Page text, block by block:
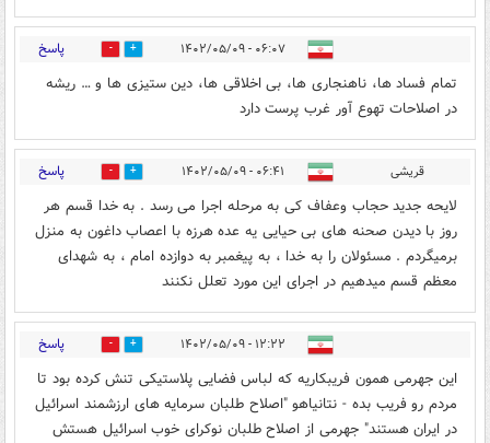
۰۶:۰۷ - ۱۴۰۲/۰۵/۰۹ 0 پاسخ
تمام فساد ها، ناهنجاری ها، بی اخلاقی ها، دین ستیزی ها و … ریشه
در اصلاحات تهوع آور غرب پرست دارد
قریشی ۰۶:۴۱ - ۱۴۰۲/۰۵/۰۹ 0 پاسخ
لایحه جدید حجاب وعفاف کی به مرحله اجرا می رسد . به خدا قسم هر
روز با دیدن صحنه های بی حیایی یه عده هرزه با اعصاب داغون به منزل
برمیگردم . مسئولان را به خدا ، به پیغمبر به دوازده امام ، به شهدای
معظم قسم میدهیم در اجرای این مورد تعلل نکنند
۱۲:۲۲ - ۱۴۰۲/۰۵/۰۹ 0 پاسخ
این جهرمی همون فریبکاریه که لباس فضایی پلاستیکی تنش کرده بود تا
مردم رو فریب بده - نتانیاهو "اصلاح طلبان سرمایه های ارزشمند اسرائیل
در ایران هستند" جهرمی از اصلاح طلبان نوکرای خوب اسرائیل هستش